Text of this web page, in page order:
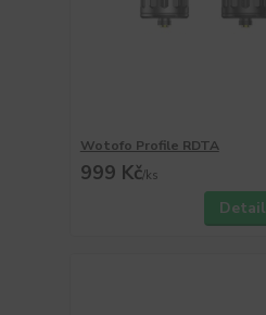
Wotofo Profile RDTA
999 Kč/ks
Detail